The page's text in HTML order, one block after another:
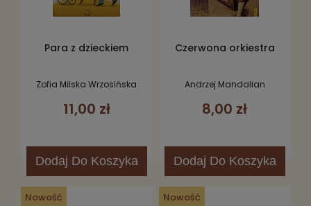
Para z dzieckiem
Zofia Milska Wrzosińska
11,00 zł
Dodaj Do Koszyka
Czerwona orkiestra
Andrzej Mandalian
8,00 zł
Dodaj Do Koszyka
Nowość Nowość